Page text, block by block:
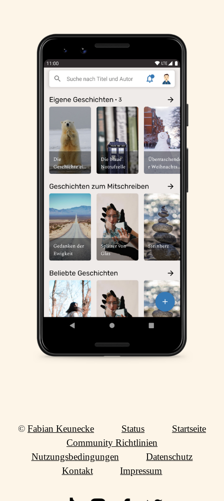
©Fabian Keunecke Status
Startseite
Community Richtlinien
Nutzungsbedingungen
Datenschutz
Kontakt
Impressum